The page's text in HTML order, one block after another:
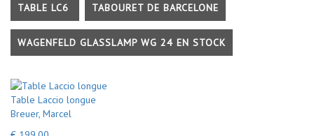
TABLE LC6 TABOURET DE BARCELONE
WAGENFELD GLASSLAMP WG 24 EN STOCK
Table Laccio longue
Breuer, Marcel